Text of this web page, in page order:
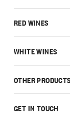
GET IN TOUCH
RED WINES
WHITE WINES
OTHER